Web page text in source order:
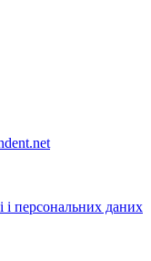
і персональних даних